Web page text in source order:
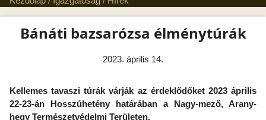
Bánáti bazsarózsa élménytúrák
2023. április 14.
Kellemes tavaszi túrák várják az érdeklődőket 2023 április
22-23-án Hosszúhetény határában a Nagy-mező, Arany-
hegy Természetvédelmi Területen.